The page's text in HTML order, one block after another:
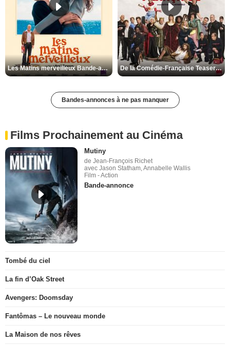
Les Matins merveilleux Bande-annonce VF De la Comédie-Française Teaser VF
Bandes-annonces à ne pas manquer
Films Prochainement au Cinéma
Mutiny
de Jean-François Richet
avec Jason Statham, Annabelle Wallis
Film - Action
Bande-annonce
Tombé du ciel
La fin d’Oak Street
Avengers: Doomsday
Fantômas – Le nouveau monde
La Maison de nos rêves